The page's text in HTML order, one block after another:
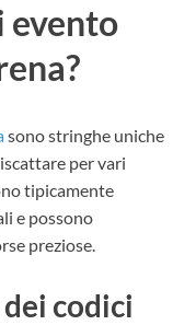
evento
sono stringhe uniche
per vari
tipicamente
e possono
preziose.
codici